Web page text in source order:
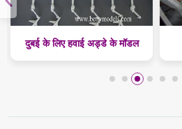
दुबई के लिए हवाई अड्डे के मॉडल